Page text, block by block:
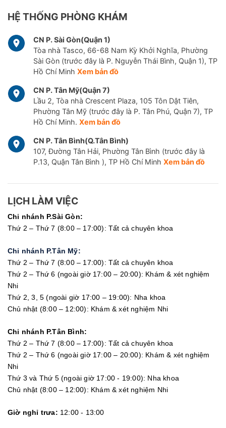
HỆ THỐNG PHÒNG KHÁM
CN P. Sài Gòn(Quận 1)
Tòa nhà Tasco, 66-68 Nam Kỳ Khởi Nghĩa, Phường
Sài Gòn (trước đây là P. Nguyễn Thái Bình, Quận 1), TP
Hồ Chí Minh Xem bản đồ
CN P. Tân Mỹ(Quận 7)
Lầu 2, Tòa nhà Crescent Plaza, 105 Tôn Dật Tiên,
Phường Tân Mỹ (trước đây là P. Tân Phú, Quận 7), TP
Hồ Chí Minh. Xem bản đồ
CN P. Tân Bình(Q.Tân Bình)
107, Đường Tân Hải, Phường Tân Bình (trước đây là
P.13, Quận Tân Bình ), TP Hồ Chí Minh Xem bản đồ
LỊCH LÀM VIỆC
Chi nhánh P.Sài Gòn:
Thứ 2 – Thứ 7 (8:00 – 17:00): Tất cả chuyên khoa
Chi nhánh P.Tân Mỹ:
Thứ 2 – Thứ 7 (8:00 – 17:00): Tất cả chuyên khoa
Thứ 2 – Thứ 6 (ngoài giờ 17:00 – 20:00): Khám & xét nghiệm
Nhi
Thứ 2, 3, 5 (ngoài giờ 17:00 – 19:00): Nha khoa
Chủ nhật (8:00 – 12:00): Khám & xét nghiệm Nhi
Chi nhánh P.Tân Bình:
Thứ 2 – Thứ 7 (8:00 – 17:00): Tất cả chuyên khoa
Thứ 2 – Thứ 6 (ngoài giờ 17:00 – 20:00): Khám & xét nghiệm
Nhi
Thứ 3 và Thứ 5 (ngoài giờ 17:00 - 19:00): Nha khoa
Chủ nhật (8:00 – 12:00): Khám & xét nghiệm Nhi
Giờ nghỉ trưa: 12:00 - 13:00